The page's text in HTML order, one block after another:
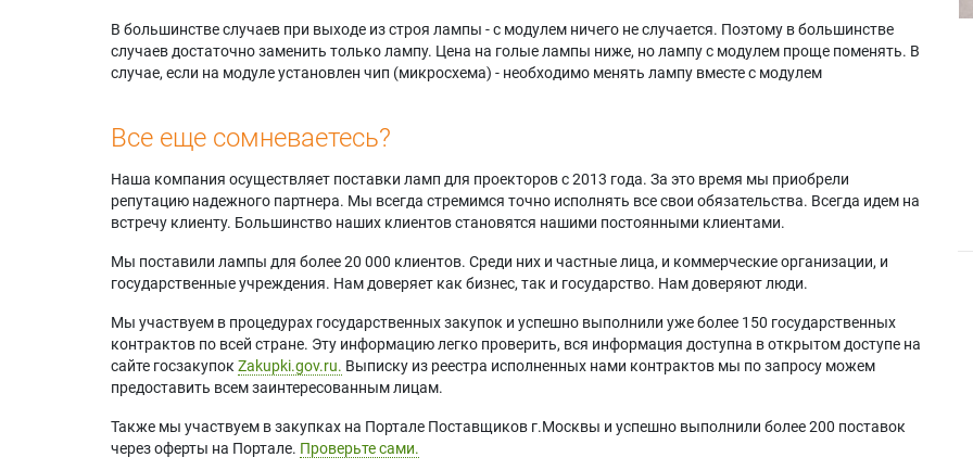
В большинстве случаев при выходе из строя лампы - с модулем ничего не случается. Поэтому в большинстве
случаев достаточно заменить только лампу. Цена на голые лампы ниже, но лампу с модулем проще поменять. В
случае, если на модуле установлен чип (микросхема) - необходимо менять лампу вместе с модулем
Все еще сомневаетесь?
Наша компания осуществляет поставки ламп для проекторов с 2013 года. За это время мы приобрели
репутацию надежного партнера. Мы всегда стремимся точно исполнять все свои обязательства. Всегда идем на
встречу клиенту. Большинство наших клиентов становятся нашими постоянными клиентами.
Мы поставили лампы для более 20 000 клиентов. Среди них и частные лица, и коммерческие организации, и
государственные учреждения. Нам доверяет как бизнес, так и государство. Нам доверяют люди.
Мы участвуем в процедурах государственных закупок и успешно выполнили уже более 150 государственных
контрактов по всей стране. Эту информацию легко проверить, вся информация доступна в открытом доступе на
сайте госзакупок Zakupki.gov.ru. Выписку из реестра исполненных нами контрактов мы по запросу можем
предоставить всем заинтересованным лицам.
Также мы участвуем в закупках на Портале Поставщиков г.Москвы и успешно выполнили более 200 поставок
через оферты на Портале. Проверьте сами.